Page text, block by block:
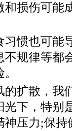
损伤可能
惯也可能
规律等都
扩散，我
下，特别
压力;保